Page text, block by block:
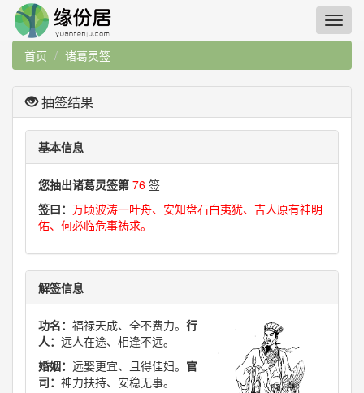
首页 诸葛灵签
抽签结果
基本信息
您抽出诸葛灵签第 76 签
签曰： 万顷波涛一叶舟、安知盘石白夷犹、吉人原有神明
佑、何必临危事祷求。
解签信息
功名： 福禄天成、全不费力。 行
人： 远人在途、相逢不远。
婚姻： 远娶更宜、且得佳妇。 官
司： 神力扶持、安稳无事。